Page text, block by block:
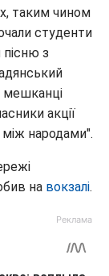
таким чином
студенти
з
мешканці
акції
між народами".
на вокзалі.